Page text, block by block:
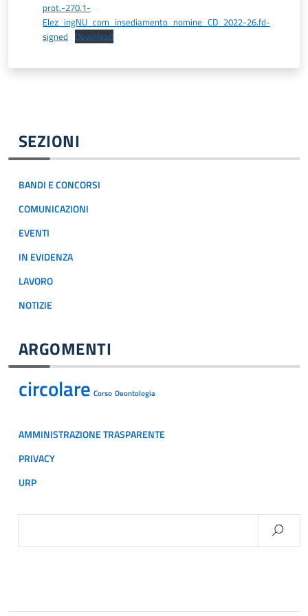
SEZIONI
BANDI E CONCORSI
COMUNICAZIONI
EVENTI
IN EVIDENZA
LAVORO
NOTIZIE
ARGOMENTI
circolare Corso Deontologia
AMMINISTRAZIONE TRASPARENTE
PRIVACY
URP
prot.-270.1-
Elez_ingNU_com_insediamento_nomine_CD_2022-26.fd-
signed Download